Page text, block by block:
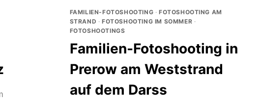
FAMILIEN-FOTOSHOOTING · FOTOSHOOTING AM
STRAND ·FOTOSHOOTING IM SOMMER ·
FOTOSHOOTINGS
Familien-Fotoshooting in
Prerow am Weststrand
auf dem Darss